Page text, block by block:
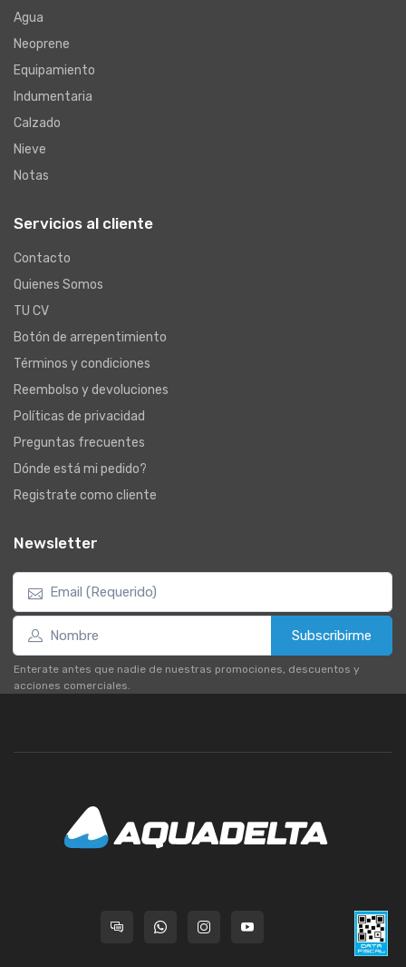
Agua
Neoprene
Equipamiento
Indumentaria
Calzado
Nieve
Notas
Servicios al cliente
Contacto
Quienes Somos
TU CV
Botón de arrepentimiento
Términos y condiciones
Reembolso y devoluciones
Políticas de privacidad
Preguntas frecuentes
Dónde está mi pedido?
Registrate como cliente
Newsletter
Subscribirme
Enterate antes que nadie de nuestras promociones, descuentos y
acciones comerciales.